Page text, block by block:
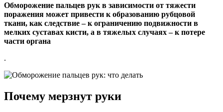
Обморожение пальцев рук в зависимости от тяжести
поражения может привести к образованию рубцовой
ткани, как следствие – к ограничению подвижности в
мелких суставах кисти, а в тяжелых случаях – к потере
части органа
.
Почему мерзнут руки